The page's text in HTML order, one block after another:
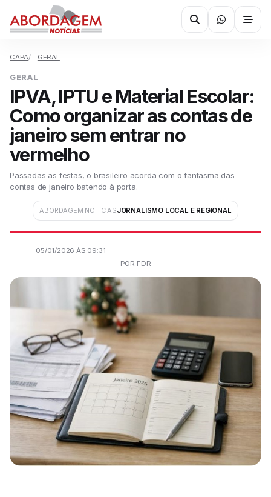
CAPA GERAL
GERAL
IPVA, IPTU e Material Escolar:
Como organizar as contas de
janeiro sem entrar no
vermelho
Passadas as festas, o brasileiro acorda com o fantasma das
contas de janeiro batendo à porta.
ABORDAGEM NOTÍCIASJORNALISMO LOCAL E REGIONAL
05/01/2026 ÀS 09:31
POR FDR